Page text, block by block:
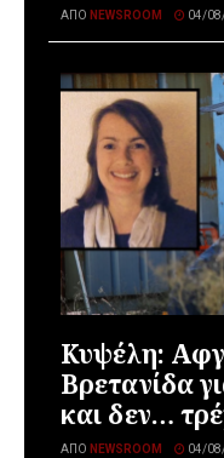
ΑΠΌ NEWSROOM 04/
Κυψέλη:
Βρετανίδα
και δεν…
ΑΠΌ NEWSROOM 04/